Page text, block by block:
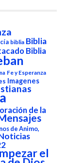
biblia Biblia
Biblia
Fe y Esperanza
Imagenes
de la
de Animo,
el